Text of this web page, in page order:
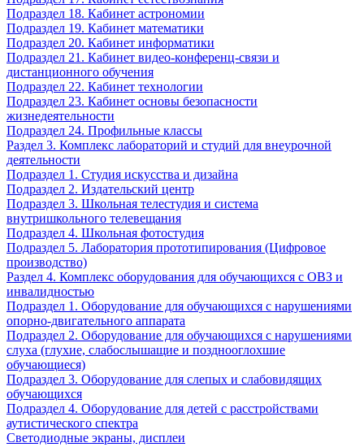
Подраздел 18. Кабинет астрономии
Подраздел 19. Кабинет математики
Подраздел 20. Кабинет информатики
Подраздел 21. Кабинет видео-конференц-связи и
дистанционного обучения
Подраздел 22. Кабинет технологии
Подраздел 23. Кабинет основы безопасности
жизнедеятельности
Подраздел 24. Профильные классы
Раздел 3. Комплекс лабораторий и студий для внеурочной
деятельности
Подраздел 1. Студия искусства и дизайна
Подраздел 2. Издательский центр
Подраздел 3. Школьная телестудия и система
внутришкольного телевещания
Подраздел 4. Школьная фотостудия
Подраздел 5. Лаборатория прототипирования (Цифровое
производство)
Раздел 4. Комплекс оборудования для обучающихся с ОВЗ и
инвалидностью
Подраздел 1. Оборудование для обучающихся с нарушениями
опорно-двигательного аппарата
Подраздел 2. Оборудование для обучающихся с нарушениями
слуха (глухие, слабослышащие и позднооглохшие
обучающиеся)
Подраздел 3. Оборудование для слепых и слабовидящих
обучающихся
Подраздел 4. Оборудование для детей с расстройствами
аутистического спектра
Светодиодные экраны, дисплеи